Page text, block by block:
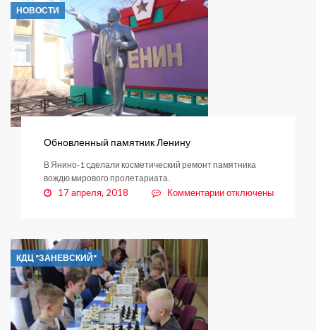
НОВОСТИ
Обновленный памятник Ленину
В Янино-1 сделали косметический ремонт памятника
вождю мирового пролетариата.
17 апреля, 2018 Комментариикотключены
КДЦ "ЗАНЕВСКИЙ"